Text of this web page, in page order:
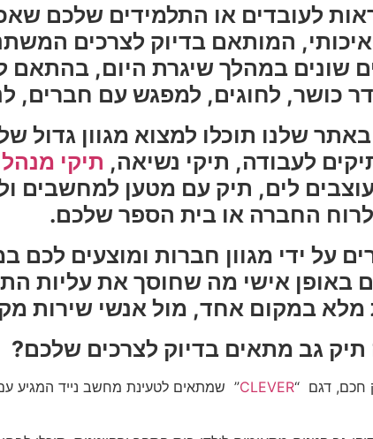
לעובדים או התלמידים שלכם
המותאם בדיוק לצרכים
שונים במהלך שיגרת היום, בהתאם
כושר, לחוגים, למפגש עם חברים,
שלנו תוכלו למצוא מגוון גדול
לעבודה, תיקי נשיאה, תיקי
לים, תיק עם מטען למחשבים
לרוח החברה או בית הספר שלכם.
על ידי מגוון חברות ומוצעים
באופן אישי מה שחוסך את עליות
מלא במקום אחד, מול אנשי שירות
תיק גב מתאים בדיוק לצרכים שלכם?
חכם, דגם “CLEVER” שמתאים לטעינת מחשב נייד המגיע עם